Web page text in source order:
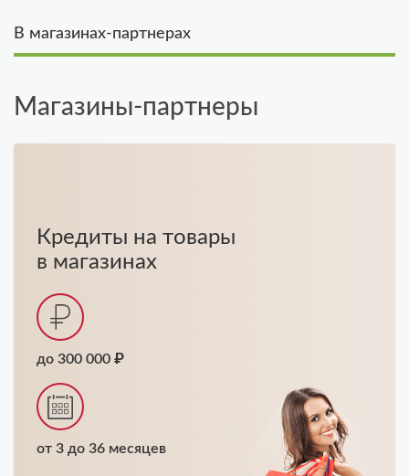
В магазинах-партнерах
Магазины-партнеры
Кредиты на товары
в магазинах
до 300 000 ₽
от 3 до 36 месяцев